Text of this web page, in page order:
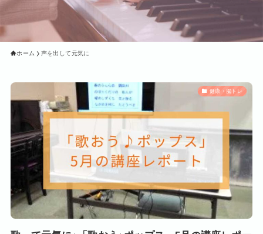
ホーム 声を出して元気に
健康・脳トレ